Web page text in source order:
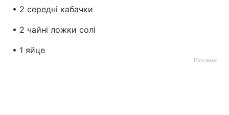
• 2 середні кабачки
• 2 чайні ложки солі
• 1 яйце
Реклама